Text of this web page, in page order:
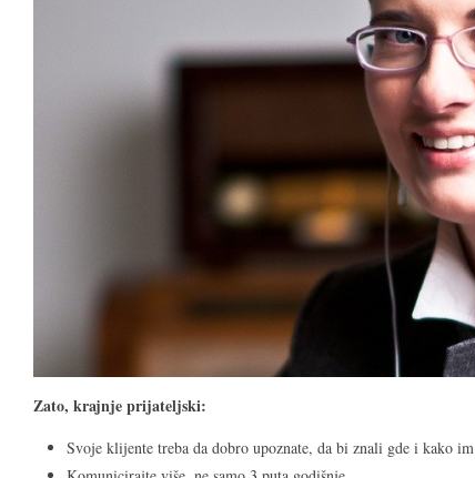
Zato, krajnje prijateljski:
Svoje klijente treba da dobro upoznate, da bi znali gde i kako